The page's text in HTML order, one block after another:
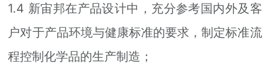
1.4 新宙邦在产品设计中，充分参考国内外及客
户对于产品环境与健康标准的要求，制定标准流
程控制化学品的生产制造；